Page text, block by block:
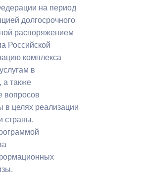
на период
долгосрочного
распоряжением
Российской
комплекса
в
а также
вопросов
в целях реализации
страны.